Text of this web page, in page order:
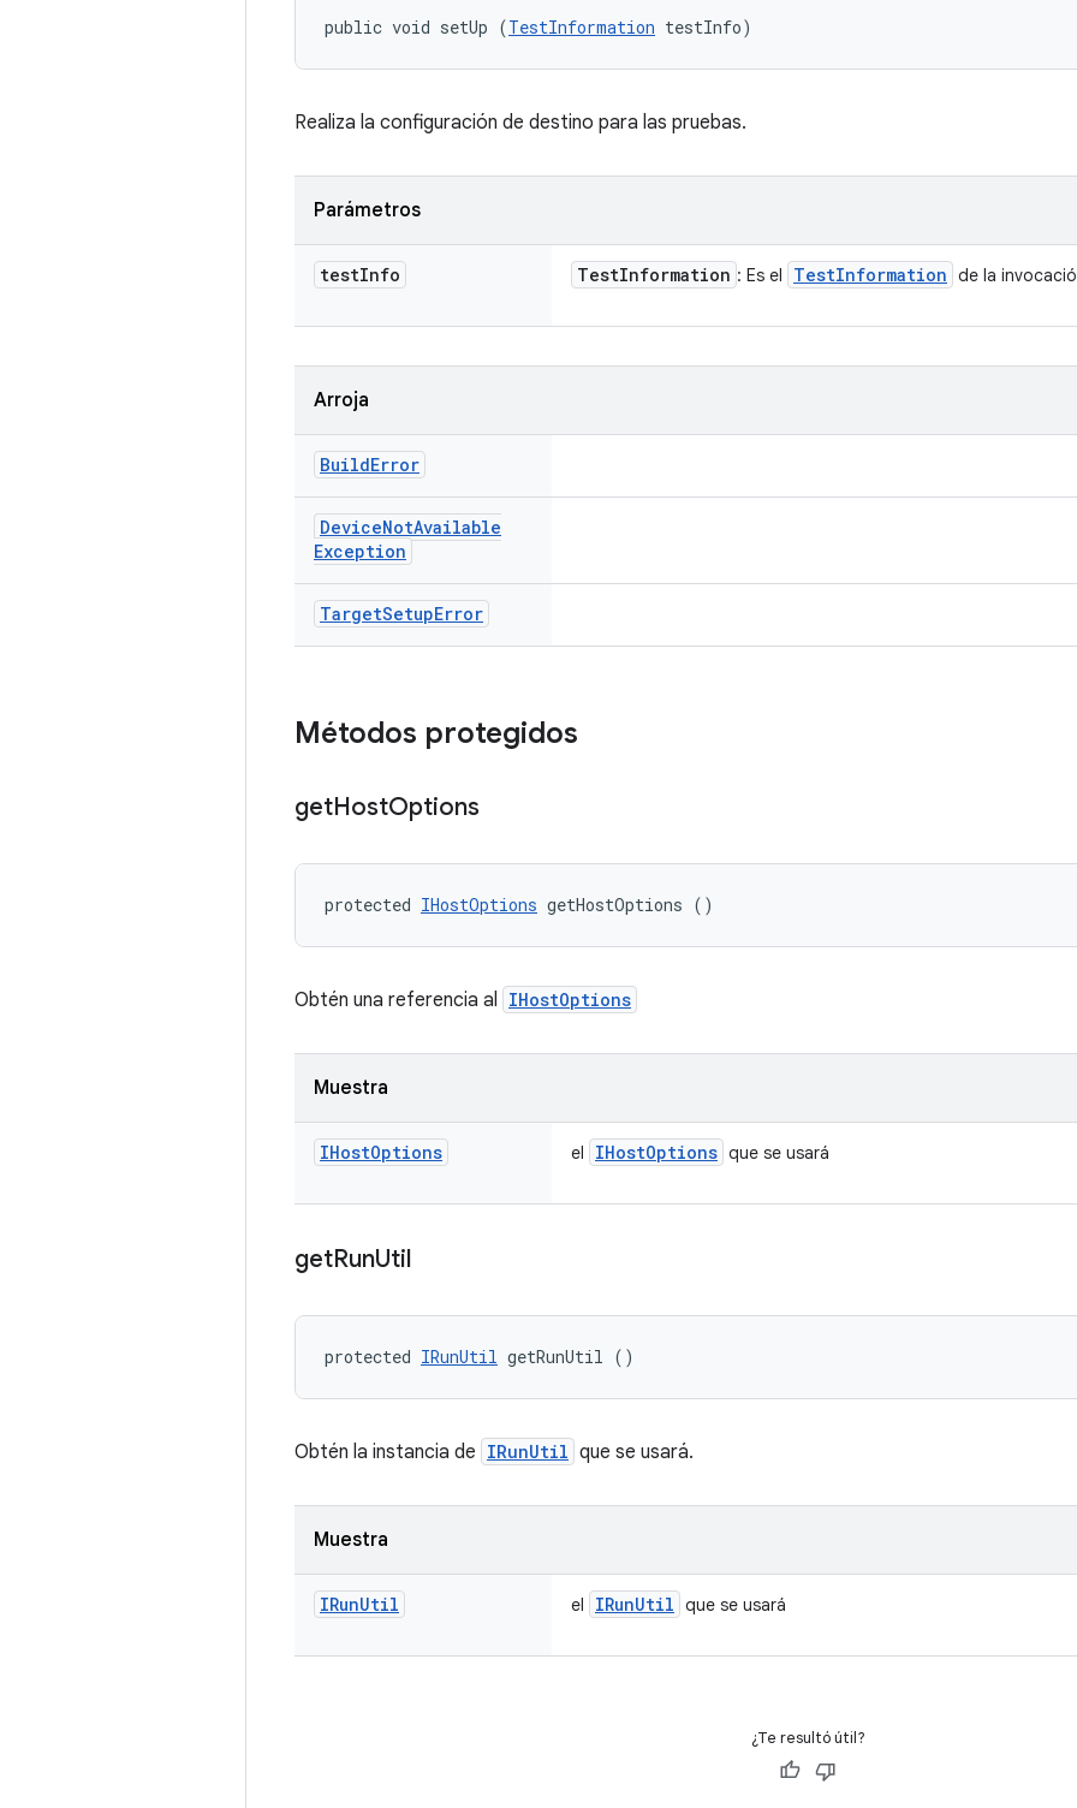
public void setUp (TestInformation testInfo)
Realiza la configuración de destino para las pruebas.
Parámetros
testInfo TestInformation : Es el TestInformation de la
Arroja
BuildError
DeviceNotAvailable
Exception
TargetSetupError
Métodos protegidos
getHostOptions
protected IHostOptions getHostOptions ()
Obtén una referencia al IHostOptions
Muestra
IHostOptions el IHostOptions que se usará
getRunUtil
protected IRunUtil getRunUtil ()
Obtén la instancia de IRunUtil que se usará.
Muestra
IRunUtil el IRunUtil que se usará
¿Te resultó útil?